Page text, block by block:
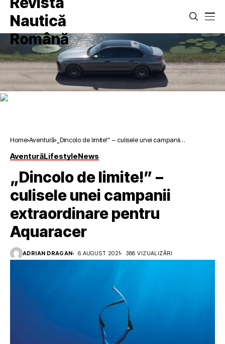
Home Aventură
„Dincolo de limite!” – culisele unei campanii
AventurăLifestyleNews
„Dincolo de limite!” –
culisele unei campanii
extraordinare pentru
Aquaracer
ADRIAN DRAGAN 6 AUGUST 2021 388 VIZUALIZĂRI